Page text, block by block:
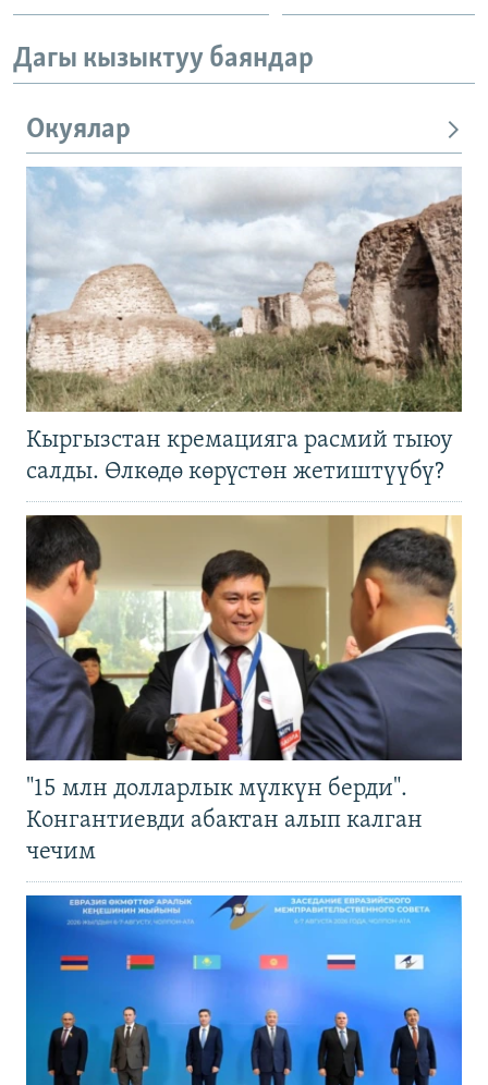
Дагы кызыктуу баяндар
Окуялар
Кыргызстан кремацияга расмий тыюу
салды. Өлкөдө көрүстөн жетиштүүбү?
"15 млн долларлык мүлкүн берди".
Конгантиевди абактан алып калган
чечим